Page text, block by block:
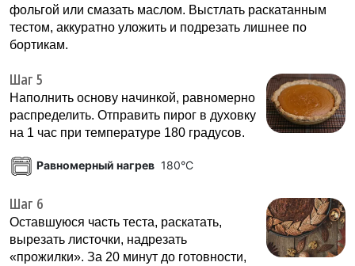
фольгой или смазать маслом. Выстлать раскатанным
тестом, аккуратно уложить и подрезать лишнее по
бортикам.
Шаг 5
Наполнить основу начинкой, равномерно
распределить. Отправить пирог в духовку
на 1 час при температуре 180 градусов.
Равномерный нагрев 180°C
Шаг 6
Оставшуюся часть теста, раскатать,
вырезать листочки, надрезать
«прожилки». За 20 минут до готовности,